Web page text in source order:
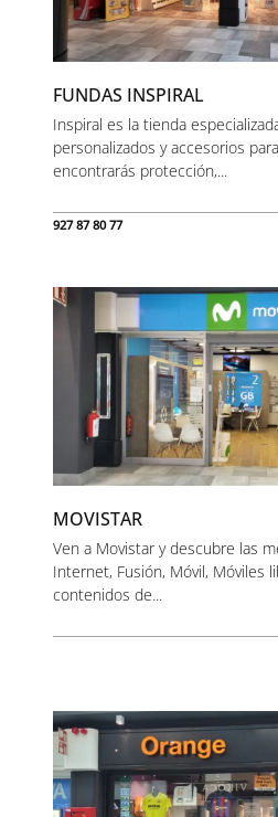
FUNDAS INSPIRAL
Inspiral es la tienda
personalizados y accesorios
encontrarás protección,...
927 87 80 77
MOVISTAR
Ven a Movistar y descubre las
Internet, Fusión, Móvil, Móviles
contenidos de...